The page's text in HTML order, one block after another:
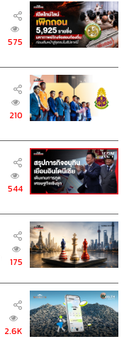
575
210
544
175
2.6K